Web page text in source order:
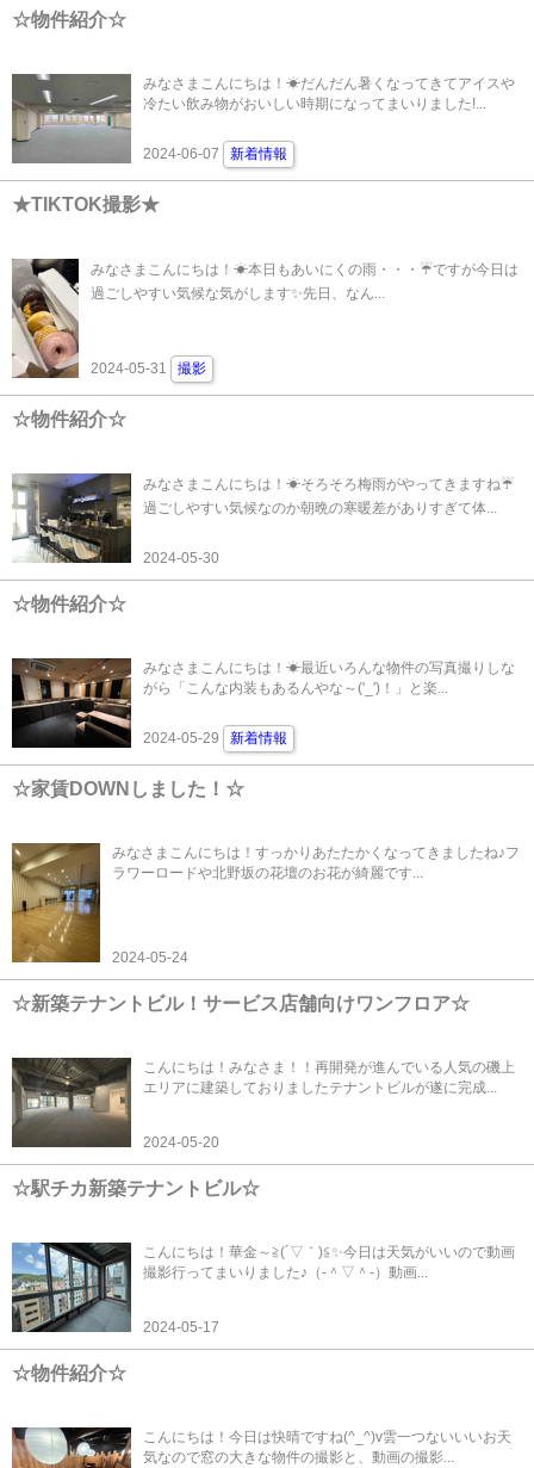
☆物件紹介☆
みなさまこんにちは！☀だんだん暑くなってきてアイスや
冷たい飲み物がおいしい時期になってまいりました!...
2024-06-07 新着情報
★TIKTOK撮影★
みなさまこんにちは！☀本日もあいにくの雨・・・☔ですが今日は
過ごしやすい気候な気がします✨先日、なん...
2024-05-31 撮影
☆物件紹介☆
みなさまこんにちは！☀そろそろ梅雨がやってきますね☔
過ごしやすい気候なのか朝晩の寒暖差がありすぎて体...
2024-05-30
☆物件紹介☆
みなさまこんにちは！☀最近いろんな物件の写真撮りしな
がら「こんな内装もあるんやな～('_')！」と楽...
2024-05-29 新着情報
☆家賃DOWNしました！☆
みなさまこんにちは！すっかりあたたかくなってきましたね♪フ
ラワーロードや北野坂の花壇のお花が綺麗です...
2024-05-24
☆新築テナントビル！サービス店舗向けワンフロア☆
こんにちは！みなさま！！再開発が進んでいる人気の磯上
エリアに建築しておりましたテナントビルが遂に完成...
2024-05-20
☆駅チカ新築テナントビル☆
こんにちは！華金～≧(´▽｀)≦✨今日は天気がいいので動画
撮影行ってまいりました♪（‐＾▽＾‐）動画...
2024-05-17
☆物件紹介☆
こんにちは！今日は快晴ですね(^_^)v雲一つないいいお天
気なので窓の大きな物件の撮影と、動画の撮影...